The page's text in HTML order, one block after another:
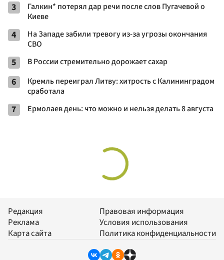
3
Галкин* потерял дар речи после слов Пугачевой о
Киеве
4
На Западе забили тревогу из-за угрозы окончания
СВО
5 В России стремительно дорожает сахар
6
Кремль переиграл Литву: хитрость с Калининградом
сработала
7 Ермолаев день: что можно и нельзя делать 8 августа
Редакция
Реклама
Карта сайта
Правовая информация
Условия использования
Политика конфиденциальности